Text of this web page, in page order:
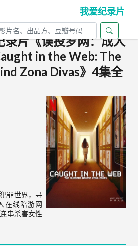
我爱纪录片
录片《误投罗网：成人
in the Web: The
Zona Divas》4集全
罪世界，寻
在线陪游网
串杀害女性